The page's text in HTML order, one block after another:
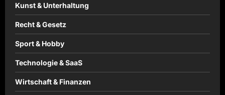
Kunst & Unterhaltung
Recht & Gesetz
Sport & Hobby
Technologie & SaaS
Wirtschaft & Finanzen